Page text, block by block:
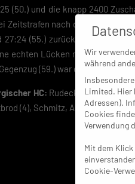
(50.) und die knapp 2400
Zeitstrafen nach der Pause auf
27:24 (55.) zurück auf die
echten Lücken mehr und
(59.) war die Partie
HC: Rudeck,
(4), Schmitz, Arnesson (5/3),
Wir
während
Limited. Hier
Adressen).
Cookies
Verwendung
Mit dem Klick
Cookie-